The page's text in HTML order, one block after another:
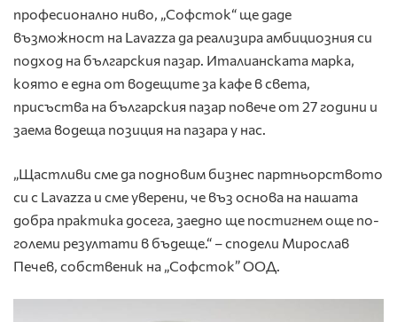
професионално ниво, „Софсток“ ще даде
възможност на Lavazza да реализира амбициозния си
подход на българския пазар. Италианската марка,
която е една от водещите за кафе в света,
присъства на българския пазар повече от 27 години и
заема водеща позиция на пазара у нас.
„Щастливи сме да подновим бизнес партньорството
си с Lavazza и сме уверени, че въз основа на нашата
добра практика досега, заедно ще постигнем още по-
големи резултати в бъдеще.“ – сподели Мирослав
Печев, собственик на „Софсток” ООД.